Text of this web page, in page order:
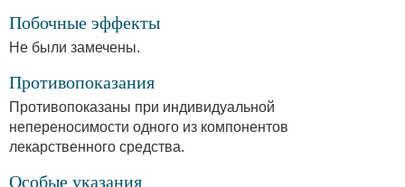
Побочные эффекты
Не были замечены.
Противопоказания
Противопоказаны при индивидуальной
непереносимости одного из компонентов
лекарственного средства.
Особые указания